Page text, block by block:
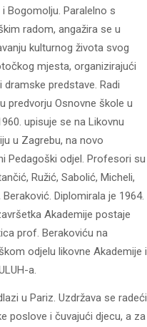
i Bogomolju. Paralelno s
radom, angažira se u
kulturnog života svog
mjesta, organizirajući
dramske predstave. Radi
predvorju Osnovne škole u
upisuje se na Likovnu
u Zagrebu, na novo
Pedagoški odjel. Profesori su
Ružić, Sabolić, Micheli,
Beraković. Diplomirala je 1964.
Akademije postaje
prof. Berakoviću na
odjelu likovne Akademije i
a.
u Pariz. Uzdržava se radeći
poslove i čuvajući djecu, a za